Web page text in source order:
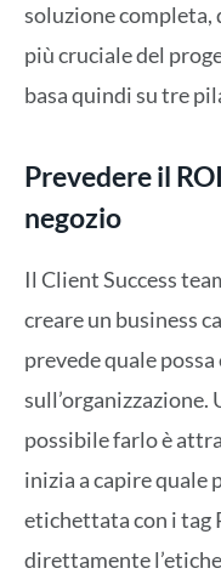
soluzione
più cruciale del
basa quindi su tre
Prevedere il
negozio
Il Client Success
creare un business
prevede quale
sull’organizzazione.
possibile farlo è
inizia a capire quale
etichettata con i tag
direttamente